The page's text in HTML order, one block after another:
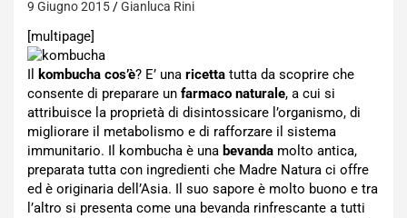
9 Giugno 2015 Gianluca Rini
[multipage]
Il kombucha cos’è? E’ una ricetta tutta da scoprire che
consente di preparare un farmaco naturale, a cui si
attribuisce la proprietà di disintossicare l’organismo, di
migliorare il metabolismo e di rafforzare il sistema
immunitario. Il kombucha è una bevanda molto antica,
preparata tutta con ingredienti che Madre Natura ci offre
ed è originaria dell’Asia. Il suo sapore è molto buono e tra
l’altro si presenta come una bevanda rinfrescante a tutti